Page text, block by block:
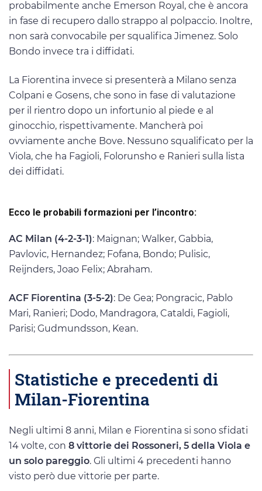
probabilmente anche Emerson Royal, che è ancora
in fase di recupero dallo strappo al polpaccio. Inoltre,
non sarà convocabile per squalifica Jimenez. Solo
Bondo invece tra i diffidati.
La Fiorentina invece si presenterà a Milano senza
Colpani e Gosens, che sono in fase di valutazione
per il rientro dopo un infortunio al piede e al
ginocchio, rispettivamente. Mancherà poi
ovviamente anche Bove. Nessuno squalificato per la
Viola, che ha Fagioli, Folorunsho e Ranieri sulla lista
dei diffidati.
Ecco le probabili formazioni per l’incontro:
AC Milan (4-2-3-1): Maignan; Walker, Gabbia,
Pavlovic, Hernandez; Fofana, Bondo; Pulisic,
Reijnders, Joao Felix; Abraham.
ACF Fiorentina (3-5-2): De Gea; Pongracic, Pablo
Mari, Ranieri; Dodo, Mandragora, Cataldi, Fagioli,
Parisi; Gudmundsson, Kean.
Statistiche e precedenti di
Milan-Fiorentina
Negli ultimi 8 anni, Milan e Fiorentina si sono sfidati
14 volte, con 8 vittorie dei Rossoneri, 5 della Viola e
un solo pareggio. Gli ultimi 4 precedenti hanno
visto però due vittorie per parte.